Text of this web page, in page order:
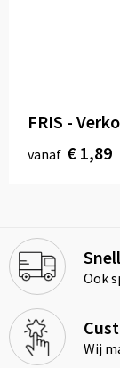
FRIS -
vanaf € 1,89
Ook
Wij